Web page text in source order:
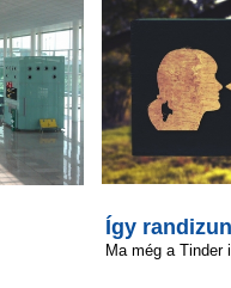
Így
Ma még a Tinder